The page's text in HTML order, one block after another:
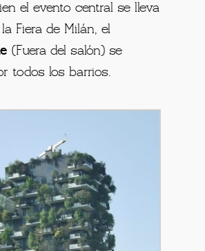
el evento central se lleva
Fiera de Milán, el
(Fuera del salón) se
todos los barrios.